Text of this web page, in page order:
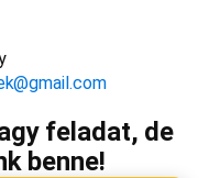
feladat, de
benne!